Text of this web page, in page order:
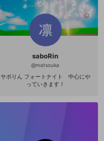
saboRin
@matsouka
サボりん フォートナイト 中心にや
っていきます！